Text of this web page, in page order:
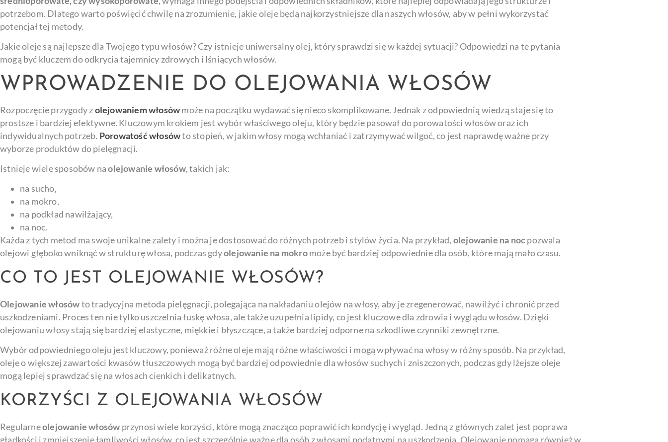
potrzebom. Dlatego warto poświęcić chwilę na zrozumienie, jakie oleje będą najkorzystniejsze dla naszych włosów, aby w pełni wykorzystać
potencjał tej metody.
Jakie oleje są najlepsze dla Twojego typu włosów? Czy istnieje uniwersalny olej, który sprawdzi się w każdej sytuacji? Odpowiedzi na te pytania
mogą być kluczem do odkrycia tajemnicy zdrowych i lśniących włosów.
WPROWADZENIE DO OLEJOWANIA WŁOSÓW
Rozpoczęcie przygody zolejowaniem włosówmoże na początku wydawać się nieco skomplikowane. Jednak z odpowiednią wiedzą staje się to
prostsze i bardziej efektywne. Kluczowym krokiem jest wybór właściwego oleju, który będzie pasował do porowatości włosów oraz ich
indywidualnych potrzeb. Porowatość włosówto stopień, w jakim włosy mogą wchłaniać i zatrzymywać wilgoć, co jest naprawdę ważne przy
wyborze produktów do pielęgnacji.
Istnieje wiele sposobów naolejowanie włosów, takich jak:
na sucho,
na mokro,
na podkład nawilżający,
na noc.
Każda z tych metod ma swoje unikalne zalety i można je dostosować do różnych potrzeb i stylów życia. Na przykład, olejowanie na noc pozwala
olejowi głęboko wniknąć w strukturę włosa, podczas gdyolejowanie na mokromoże być bardziej odpowiednie dla osób, które mają mało czasu.
CO TO JEST OLEJOWANIE WŁOSÓW?
Olejowanie włosówto tradycyjna metoda pielęgnacji, polegająca na nakładaniu olejów na włosy, aby je zregenerować, nawilżyć i chronić przed
uszkodzeniami. Proces ten nie tylko uszczelnia łuskę włosa, ale także uzupełnia lipidy, co jest kluczowe dla zdrowia i wyglądu włosów. Dzięki
olejowaniu włosy stają się bardziej elastyczne, miękkie i błyszczące, a także bardziej odporne na szkodliwe czynniki zewnętrzne.
Wybór odpowiedniego oleju jest kluczowy, ponieważ różne oleje mają różne właściwości i mogą wpływać na włosy w różny sposób. Na przykład,
oleje o większej zawartości kwasów tłuszczowych mogą być bardziej odpowiednie dla włosów suchych i zniszczonych, podczas gdy lżejsze oleje
mogą lepiej sprawdzać się na włosach cienkich i delikatnych.
KORZYŚCI Z OLEJOWANIA WŁOSÓW
Regularneolejowanie włosów przynosi wiele korzyści, które mogą znacząco poprawić ich kondycję i wygląd. Jedną z głównych zalet jest poprawa
gładkości i zmniejszenie łamliwości włosów, co jest szczególnie ważne dla osób z włosami podatnymi na uszkodzenia. Olejowanie pomaga również w